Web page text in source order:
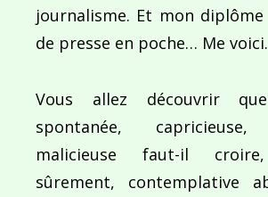
journalisme. Et mon diplôme
de presse en poche… Me
Vous allez découvrir
spontanée, capricieuse,
malicieuse faut-il
sûrement, contemplative